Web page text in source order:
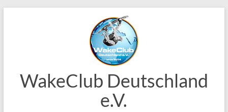
WakeClub Deutschland
e.V.